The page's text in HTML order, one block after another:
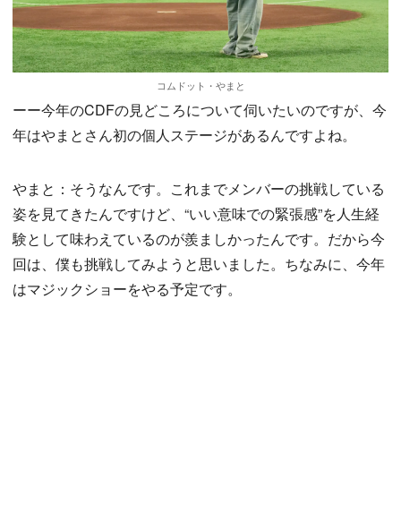
コムドット・やまと
ーー今年のCDFの見どころについて伺いたいのですが、今
年はやまとさん初の個人ステージがあるんですよね。
やまと：そうなんです。これまでメンバーの挑戦している
姿を見てきたんですけど、“いい意味での緊張感”を人生経
験として味わえているのが羨ましかったんです。だから今
回は、僕も挑戦してみようと思いました。ちなみに、今年
はマジックショーをやる予定です。